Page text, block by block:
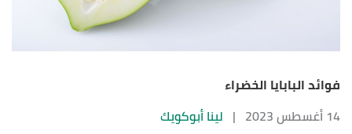
فوائد البابايا الخضراء
14 أغسطس 2023
| لينا أبوكويك